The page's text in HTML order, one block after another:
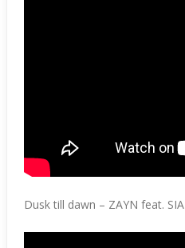
Dusk till dawn – ZAYN feat. SIA